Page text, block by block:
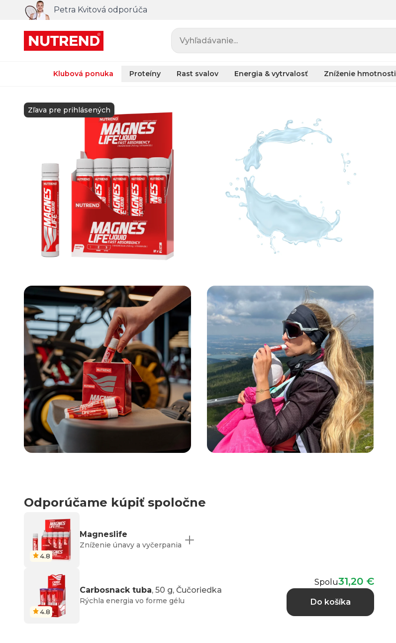
Petra Kvitová odporúča
Vyhľadávanie...
Klubová ponuka Proteíny Rast svalov Energia & vytrvalosť Zníženie hmotnosti
Zľava pre prihlásených
Odporúčame kúpiť spoločne
4.8
Magneslife
Zníženie únavy a vyčerpania
4.8
Carbosnack tuba, 50 g, Čučoriedka
Rýchla energia vo forme gélu
Spolu31,20 €
Do košíka